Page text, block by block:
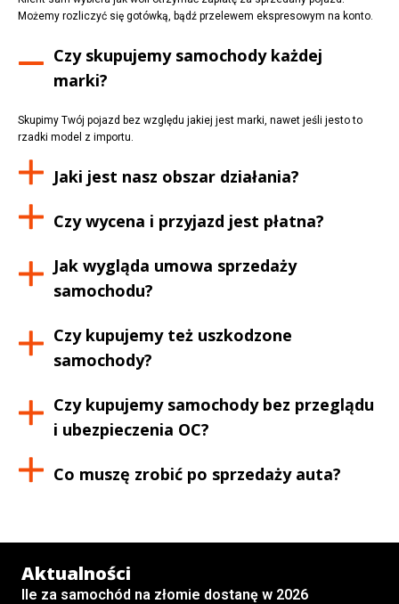
Możemy rozliczyć się gotówką, bądź przelewem ekspresowym na konto.
Czy skupujemy samochody każdej
marki?
Skupimy Twój pojazd bez względu jakiej jest marki, nawet jeśli jesto to
rzadki model z importu.
Jaki jest nasz obszar działania?
Czy wycena i przyjazd jest płatna?
Jak wygląda umowa sprzedaży
samochodu?
Czy kupujemy też uszkodzone
samochody?
Czy kupujemy samochody bez przeglądu
i ubezpieczenia OC?
Co muszę zrobić po sprzedaży auta?
Aktualności
Ile za samochód na złomie dostanę w 2026